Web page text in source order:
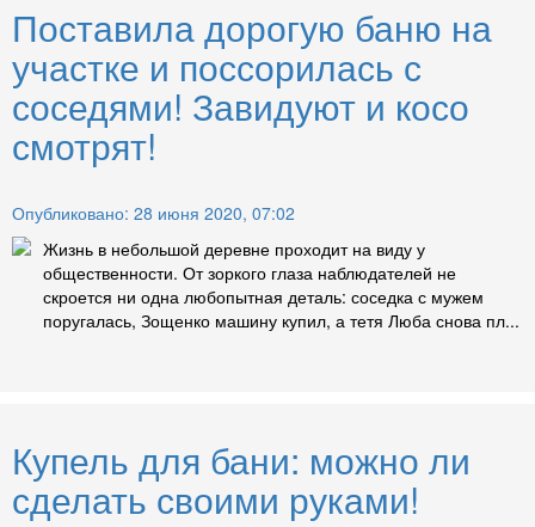
Поставила дорогую баню на
участке и поссорилась с
соседями! Завидуют и косо
смотрят!
Опубликовано: 28 июня 2020, 07:02
Жизнь в небольшой деревне проходит на виду у
общественности. От зоркого глаза наблюдателей не
скроется ни одна любопытная деталь: соседка с мужем
поругалась, Зощенко машину купил, а тетя Люба снова пл...
Купель для бани: можно ли
сделать своими руками!